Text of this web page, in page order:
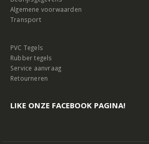
Algemene voorwaarden
Transport
PVC Tegels
Rubber tegels
Service aanvraag
Retourneren
LIKE ONZE FACEBOOK PAGINA!